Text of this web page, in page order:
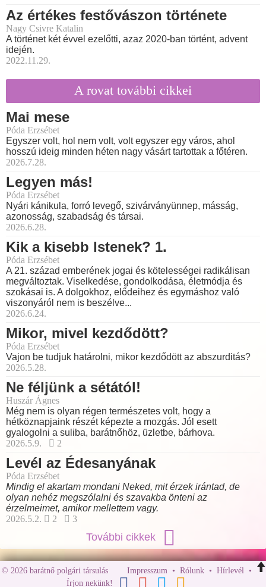
Az értékes festővászon története
Nagy Csivre Katalin
A történet két évvel ezelőtti, azaz 2020-ban történt, advent
idején.
2022.11.29.
A rovat további cikkei
Mai mese
Póda Erzsébet
Egyszer volt, hol nem volt, volt egyszer egy város, ahol
hosszú ideig minden héten nagy vásárt tartottak a főtéren.
2026.7.28.
Legyen más!
Póda Erzsébet
Nyári kánikula, forró levegő, szivárványünnep, másság,
azonosság, szabadság és társai.
2026.6.28.
Kik a kisebb Istenek? 1.
Póda Erzsébet
A 21. század emberének jogai és kötelességei radikálisan
megváltoztak. Viselkedése, gondolkodása, életmódja és
szokásai is. A dolgokhoz, elődeihez és egymáshoz való
viszonyáról nem is beszélve...
2026.6.24.
Mikor, mivel kezdődött?
Póda Erzsébet
Vajon be tudjuk határolni, mikor kezdődött az abszurditás?
2026.5.28.
Ne féljünk a sétától!
Huszár Ágnes
Még nem is olyan régen természetes volt, hogy a
hétköznapjaink részét képezte a mozgás. Jól esett
gyalogolni a suliba, barátnőhöz, üzletbe, bárhova.
2026.5.9.
2
Levél az Édesanyának
Póda Erzsébet
Mindig el akartam mondani Neked, mit érzek irántad, de
olyan nehéz megszólalni és szavakba önteni az
érzelmeimet, amikor mellettem vagy.
2026.5.2.
2 3
További cikkek
© 2026 barátnő polgári társulás Impresszum • Rólunk• Hírlevél •
Írjon nekünk!